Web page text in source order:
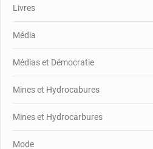
Livres
Média
Médias et Démocratie
Mines et Hydrocabures
Mines et Hydrocarbures
Mode